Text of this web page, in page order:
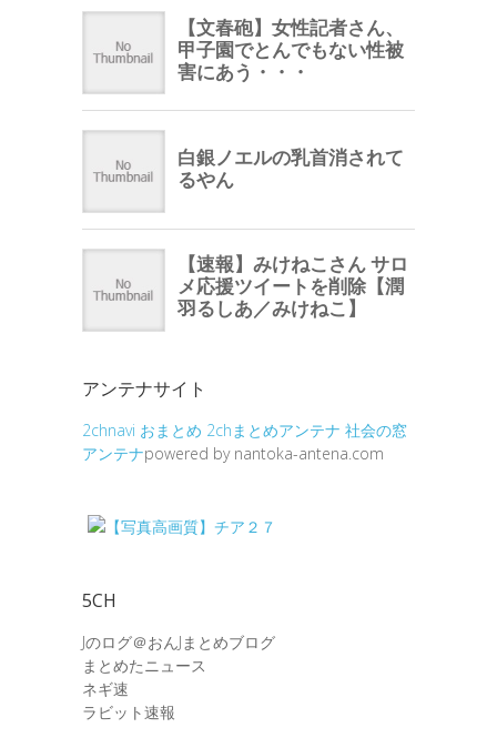
アンテナサイト
2chnavi おまとめ 2chまとめアンテナ 社会の窓
アンテナpowered by nantoka-antena.com
5CH
Jのログ＠おんJまとめブログ
まとめたニュース
ネギ速
ラビット速報